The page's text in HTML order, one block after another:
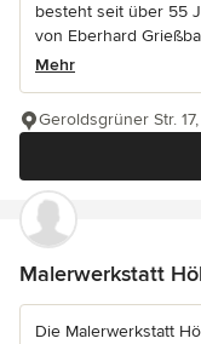
besteht seit über 55
von Eberhard
Mehr
Geroldsgrüner Str.
Malerwerkstatt
Die Malerwerkstatt